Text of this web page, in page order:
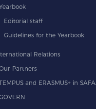
Editorial staff
Guidelines for the Yearbook
Relations
Partners
and ERASMUS+ in